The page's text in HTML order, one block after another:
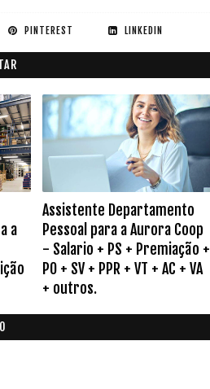
PINTEREST LINKEDIN
a
Assistente Departamento
Pessoal para a Aurora Coop
- Salario + PS + Premiação +
PO + SV + PPR + VT + AC + VA
+ outros.